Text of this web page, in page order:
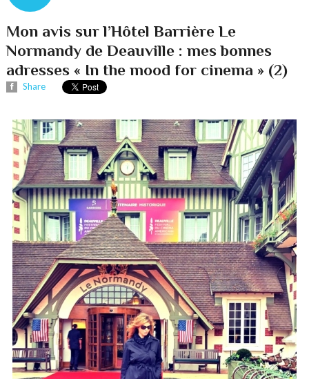
Mon avis sur l’Hôtel Barrière Le
Normandy de Deauville : mes bonnes
adresses « In the mood for cinema » (2)
Share